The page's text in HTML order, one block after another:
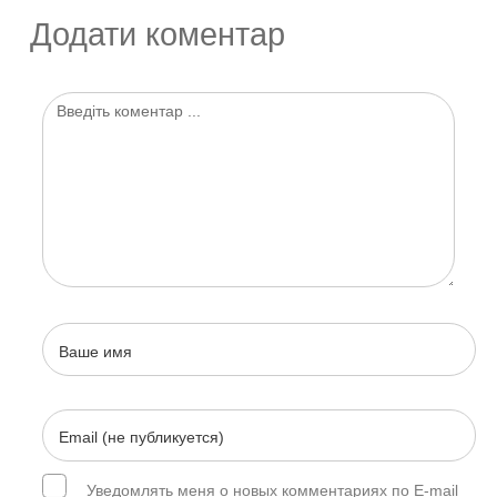
Додати коментар
Уведомлять меня о новых комментариях по E-mail